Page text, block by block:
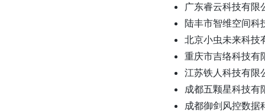
广东睿云科技有限
陆丰市智维空间科
北京小虫未来科技
重庆市吉络科技有
江苏铁人科技有限
成都五颗星科技有
成都御剑风控数据